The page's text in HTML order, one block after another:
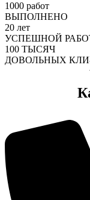
1000 работ
ВЫПОЛНЕНО
20 лет
УСПЕШНОЙ
100 ТЫСЯЧ
ДОВОЛЬНЫХ